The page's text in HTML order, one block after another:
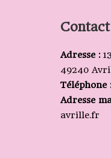
Contact
Adresse :
49240
Téléphone :
Adresse
avrille.fr